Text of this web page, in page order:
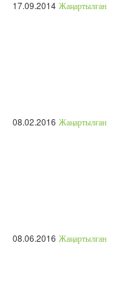
17.09.2014 Жаңартылған
08.02.2016 Жаңартылған
08.06.2016 Жаңартылған